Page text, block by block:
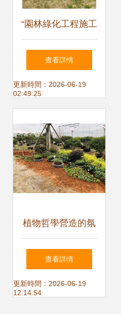
“園林綠化工程施工
| 公園改造竣工案
例賞析”,
查看詳情
更新時間：2026-06-19
02:49:25
植物哲學營造的氛
圍 記我院園林162
班花境設計與施工
查看詳情
更新時間：2026-06-19
12:14:54